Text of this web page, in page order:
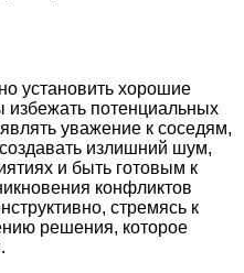
установить хорошие
избежать потенциальных
уважение к соседям,
излишний шум,
и быть готовым к
конфликтов
стремясь к
решения, которое